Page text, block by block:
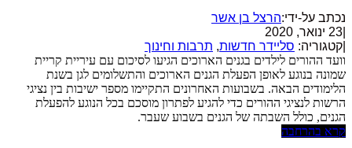
נכתב על-ידי:הרצל בן אשר
23 ינואר, 2020
קטגוריה: סליידר חדשות, תרבות וחינוך
וועד ההורים לילדים בגנים הארוכים הגיעו לסיכום עם עיריית קריית
שמונה בנוגע לאופן הפעלת הגנים הארוכים והתשלומים לגן בשנת
הלימודים הבאה. בשבועות האחרונים התקיימו מספר ישיבות בין נציגי
הרשות לנציגי ההורים כדי להגיע לפתרון מוסכם בכל הנוגע להפעלת
הגנים, כולל השבתה של הגנים בשבוע שעבר.
קרא בהרחבה